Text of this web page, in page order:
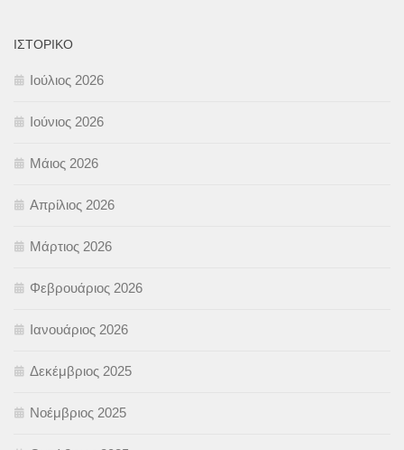
ΙΣΤΟΡΙΚΌ
Ιούλιος 2026
Ιούνιος 2026
Μάιος 2026
Απρίλιος 2026
Μάρτιος 2026
Φεβρουάριος 2026
Ιανουάριος 2026
Δεκέμβριος 2025
Νοέμβριος 2025